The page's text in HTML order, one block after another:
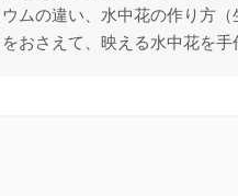
ムの違い、水中花の作り方
おさえて、映える水中花を手